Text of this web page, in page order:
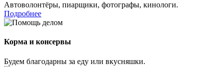
Автоволонтёры, пиарщики, фотографы, кинологи.
Подробнее
Корма и консервы
Будем благодарны за еду или вкусняшки.